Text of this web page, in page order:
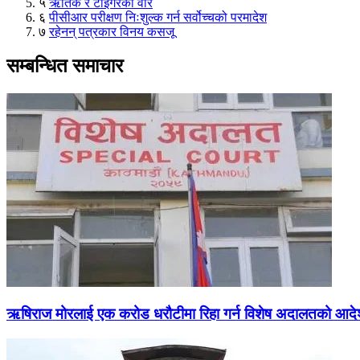
५ ऋतिक र टाइगरको वार
६ पीसीआर परीक्षण निःशुल्क गर्न सर्वोच्चको परमादेश
७ रहेनन् पत्रकार विनय कसजू
सम्बन्धित समाचार
ऋषिराज मोरलाई एक करोड धरौटीमा रिहा गर्न विशेष अदालतको